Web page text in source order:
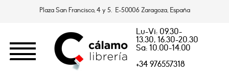
Plaza San Francisco, 4 y 5. E-50006 Zaragoza, España
Lu-Vi: 09.30-
13.30, 16.30-20.30
Sa: 10.00-14.00
+34 976557318